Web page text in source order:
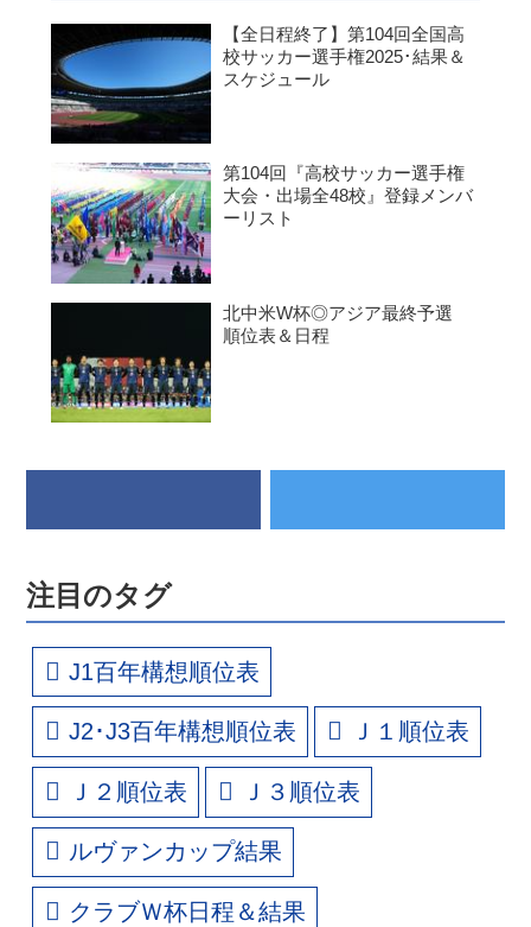
【全日程終了】第104回全国高
校サッカー選手権2025･結果＆
スケジュール
第104回『高校サッカー選手権
大会・出場全48校』登録メンバ
ーリスト
北中米W杯◎アジア最終予選
順位表＆日程
注目のタグ
J1百年構想順位表
J2･J3百年構想順位表 Ｊ１順位表
Ｊ２順位表 Ｊ３順位表
ルヴァンカップ結果
クラブＷ杯日程＆結果